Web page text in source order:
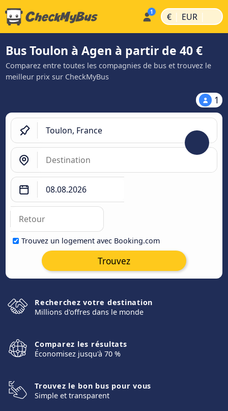
€ | EUR |
Bus Toulon à Agen à partir de 40 €
Comparez entre toutes les compagnies de bus et trouvez le
meilleur prix sur CheckMyBus
1
Trouvez un logement avec Booking.com
Trouvez
Recherchez votre destination
Millions d'offres dans le monde
Comparez les résultats
Économisez jusqu'à 70 %
Trouvez le bon bus pour vous
Simple et transparent